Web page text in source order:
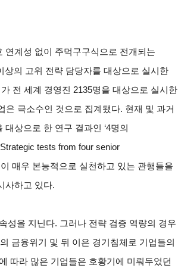
연계성 없이 주먹구구식으로 전개되는
상의 고위 전략 담당자를 대상으로 실시한
전 세계 경영진 2135명을 대상으로 실시한
은 극소수인 것으로 집계됐다. 현재 및 과거
상으로 한 연구 결과인 ‘4명의
tests from four senior
매우 본능적으로 실천하고 있는 관행들을
사하고 있다.
성을 지닌다. 그러나 전략 검증 역량의 경우
금융위기 및 뒤 이은 경기침체로 기업들의
따라 많은 기업들은 호황기에 미뤄두었던